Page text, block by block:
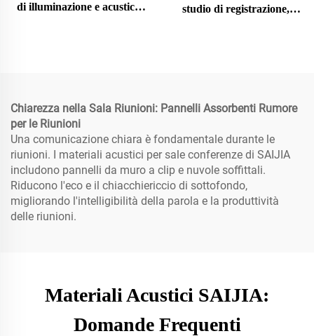
di illuminazione e acustica
studio di registrazione,
Chiarezza nella Sala Riunioni: Pannelli Assorbenti Rumore
per le Riunioni
Una comunicazione chiara è fondamentale durante le
riunioni. I materiali acustici per sale conferenze di SAIJIA
includono pannelli da muro a clip e nuvole soffittali.
Riducono l'eco e il chiacchiericcio di sottofondo,
migliorando l'intelligibilità della parola e la produttività
delle riunioni.
Materiali Acustici SAIJIA:
Domande Frequenti